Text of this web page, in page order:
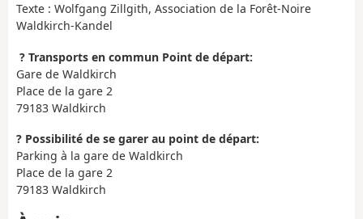
Texte : Wolfgang Zillgith, Association de la Forêt-Noire
Waldkirch-Kandel
? Transports en commun Point de départ:
Gare de Waldkirch
Place de la gare 2
79183 Waldkirch
?️ Possibilité de se garer au point de départ:
Parking à la gare de Waldkirch
Place de la gare 2
79183 Waldkirch